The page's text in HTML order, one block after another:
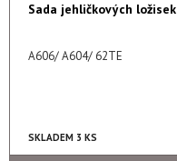
Sada jehličkových ložisek
A606/ A604/ 62TE
SKLADEM 3 KS